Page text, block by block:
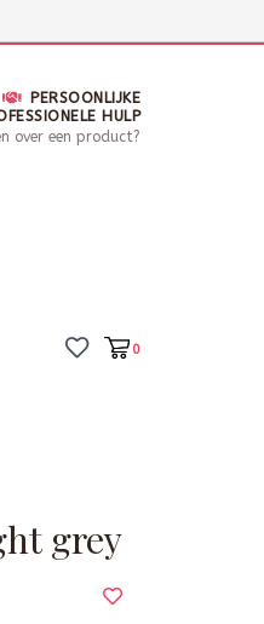
PERSOONLIJKE
HULP
over een product?
0
grey